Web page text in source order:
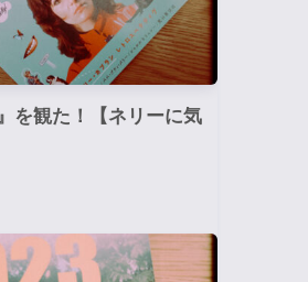
を観た！【ネリーに気